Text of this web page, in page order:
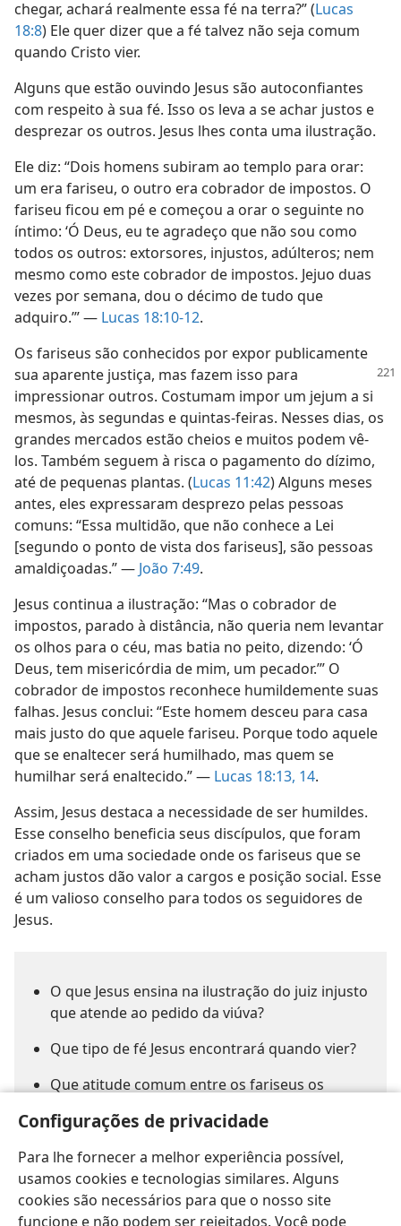
Configurações de privacidade
Para lhe fornecer a melhor experiência possível,
usamos cookies e tecnologias similares. Alguns
cookies são necessários para que o nosso site
funcione e não podem ser rejeitados. Você pode
chegar, achará realmente essa fé na terra?” (Lucas
18:8) Ele quer dizer que a fé talvez não seja comum
quando Cristo vier.
Alguns que estão ouvindo Jesus são autoconfiantes
com respeito à sua fé. Isso os leva a se achar justos e
desprezar os outros. Jesus lhes conta uma ilustração.
Ele diz: “Dois homens subiram ao templo para orar:
um era fariseu, o outro era cobrador de impostos. O
fariseu ficou em pé e começou a orar o seguinte no
íntimo: ‘Ó Deus, eu te agradeço que não sou como
todos os outros: extorsores, injustos, adúlteros; nem
mesmo como este cobrador de impostos. Jejuo duas
vezes por semana, dou o décimo de tudo que
adquiro.’” — Lucas 18:10-12.
Os fariseus são conhecidos por expor publicamente
sua aparente justiça, mas fazem isso para
impressionar outros. Costumam impor um jejum a si
mesmos, às segundas e quintas-feiras. Nesses dias, os
grandes mercados estão cheios e muitos podem vê-
los. Também seguem à risca o pagamento do dízimo,
até de pequenas plantas. (Lucas 11:42) Alguns meses
antes, eles expressaram desprezo pelas pessoas
comuns: “Essa multidão, que não conhece a Lei
[segundo o ponto de vista dos fariseus], são pessoas
amaldiçoadas.” — João 7:49.
Jesus continua a ilustração: “Mas o cobrador de
impostos, parado à distância, não queria nem levantar
os olhos para o céu, mas batia no peito, dizendo: ‘Ó
Deus, tem misericórdia de mim, um pecador.’” O
cobrador de impostos reconhece humildemente suas
falhas. Jesus conclui: “Este homem desceu para casa
mais justo do que aquele fariseu. Porque todo aquele
que se enaltecer será humilhado, mas quem se
humilhar será enaltecido.” — Lucas 18:13, 14.
Assim, Jesus destaca a necessidade de ser humildes.
Esse conselho beneficia seus discípulos, que foram
criados em uma sociedade onde os fariseus que se
acham justos dão valor a cargos e posição social. Esse
é um valioso conselho para todos os seguidores de
Jesus.
O que Jesus ensina na ilustração do juiz injusto
que atende ao pedido da viúva?
Que tipo de fé Jesus encontrará quando vier?
Que atitude comum entre os fariseus os